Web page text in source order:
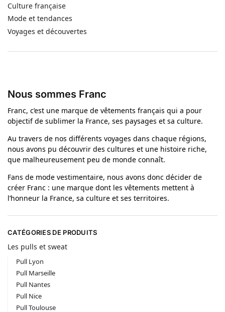
Culture française
Mode et tendances
Voyages et découvertes
Nous sommes Franc
Franc, c’est une marque de vêtements français qui a pour
objectif de sublimer la France, ses paysages et sa culture.
Au travers de nos différents voyages dans chaque régions,
nous avons pu découvrir des cultures et une histoire riche,
que malheureusement peu de monde connaît.
Fans de mode vestimentaire, nous avons donc décider de
créer Franc : une marque dont les vêtements mettent à
l’honneur la France, sa culture et ses territoires.
CATÉGORIES DE PRODUITS
Les pulls et sweat
Pull Lyon
Pull Marseille
Pull Nantes
Pull Nice
Pull Toulouse